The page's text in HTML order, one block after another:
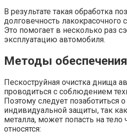
В результате такая обработка
долговечность лакокрасочного
Это помогает в несколько раз
эксплуатацию автомобиля.
Методы
Пескоструйная очистка днища
проводиться с соблюдением
Поэтому следует позаботиться
индивидуальной защиты, так
металла, может попасть на
относятся: